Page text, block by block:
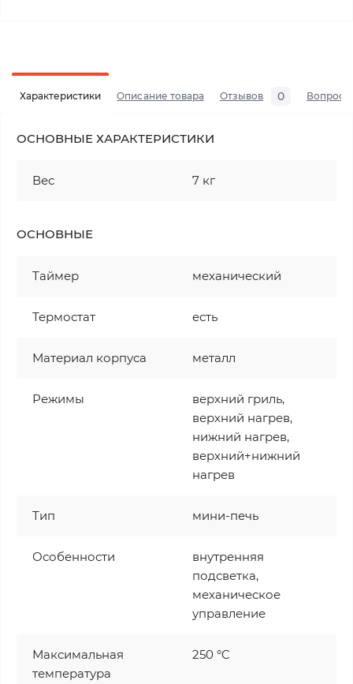
Характеристики Описание товара Отзывов 0 Вопросы
ОСНОВНЫЕ ХАРАКТЕРИСТИКИ
Вес 7 кг
ОСНОВНЫЕ
Таймер механический
Термостат есть
Материал корпуса металл
Режимы
верхний гриль,
верхний нагрев,
нижний нагрев,
верхний+нижний
нагрев
Тип мини-печь
Особенности
внутренняя
подсветка,
механическое
управление
Максимальная
температура
250 °C